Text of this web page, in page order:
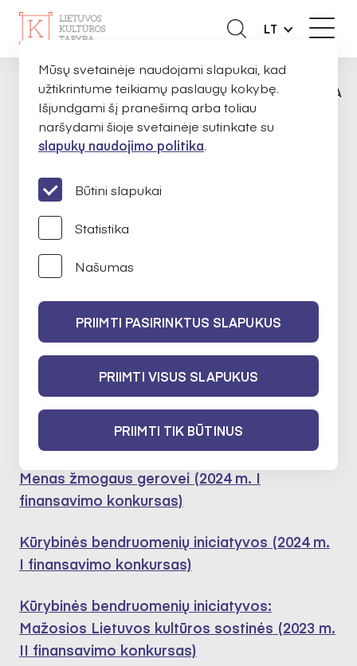
LT
PAGRINDINISAPIE MUS EKSPERTAI VAIDA
Vaida Adomaitienė
Atskirties mažinimas kultūros
praktikomis
2022-02-10 iki 2024-02-10
Dalyvavo šiose ekspertų darbo
grupėse:
Menas žmogaus gerovei (2024 m. I
finansavimo konkursas)
Kūrybinės bendruomenių iniciatyvos (2024 m.
I finansavimo konkursas)
Kūrybinės bendruomenių iniciatyvos:
Mažosios Lietuvos kultūros sostinės (2023 m.
II finansavimo konkursas)
Mūsų svetainėje naudojami slapukai, kad
užtikrintume teikiamų paslaugų kokybę.
Išjundgami šį pranešimą arba toliau
naršydami šioje svetainėje sutinkate su
slapukų naudojimo politika.
Būtini slapukai
Statistika
Našumas
PRIIMTI PASIRINKTUS SLAPUKUS
PRIIMTI VISUS SLAPUKUS
PRIIMTI TIK BŪTINUS